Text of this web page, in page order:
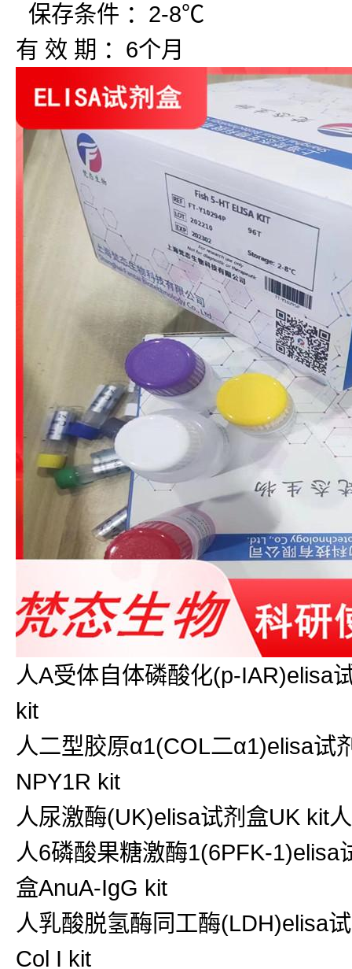
保存条件 ：2-8℃
有 效 期 ：6个月
人A受体自体磷酸化(p-IAR)elisa
kit
人二型胶原α1(COL二α1)elisa试
NPY1R kit
人尿激酶(UK)elisa试剂盒UK kit
人6磷酸果糖激酶1(6PFK-
盒AnuA-IgG kit
人乳酸脱氢酶同工酶(LDH)elisa
Col I kit